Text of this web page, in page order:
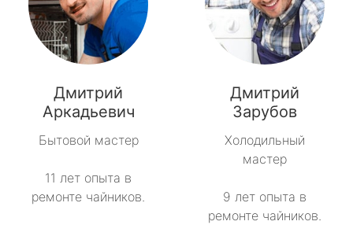
Дмитрий
Аркадьевич
Бытовой мастер
11 лет опыта в
ремонте чайников.
Дмитрий
Зарубов
Холодильный
мастер
9 лет опыта в
ремонте чайников.